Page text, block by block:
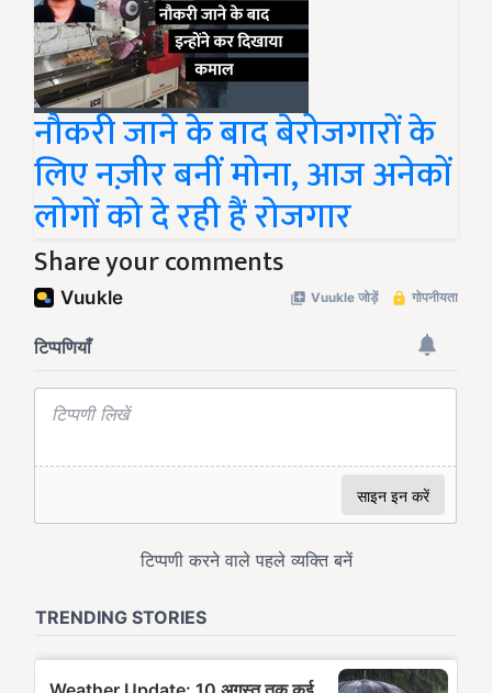
नौकरी जाने के बाद बेरोजगारों के
लिए नज़ीर बनीं मोना, आज अनेकों
लोगों को दे रही हैं रोजगार
Share your comments